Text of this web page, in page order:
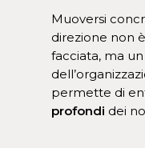
Muoversi
direzione non
facciata, ma
permette di
profondi dei